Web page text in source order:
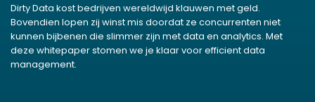
Dirty Data kost bedrijven wereldwijd klauwen met geld.
Bovendien lopen zij winst mis doordat ze concurrenten niet
kunnen bijbenen die slimmer zijn met data en analytics. Met
deze whitepaper stomen we je klaar voor efficient data
management.